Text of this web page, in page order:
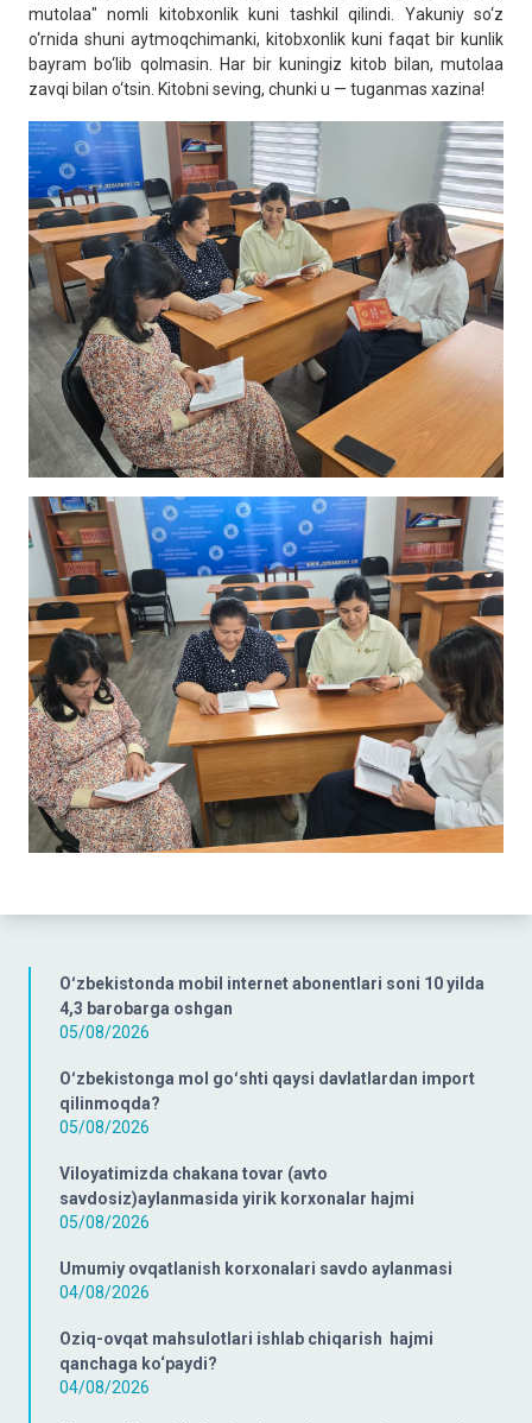
Oʻzbekistonda mobil internet abonentlari soni 10 yilda
4,3 barobarga oshgan
05/08/2026
Oʻzbekistonga mol goʻshti qaysi davlatlardan import
qilinmoqda?
05/08/2026
Viloyatimizda chakana tovar (avto
savdosiz)aylanmasida yirik korxonalar hajmi
05/08/2026
Umumiy ovqatlanish korxonalari savdo aylanmasi
04/08/2026
Oziq-ovqat mahsulotlari ishlab chiqarish hajmi
qanchaga ko‘paydi?
04/08/2026
mutolaa" nomli kitobxonlik kuni tashkil qilindi. Yakuniy so‘z
o‘rnida shuni aytmoqchimanki, kitobxonlik kuni faqat bir kunlik
bayram bo‘lib qolmasin. Har bir kuningiz kitob bilan, mutolaa
zavqi bilan o‘tsin. Kitobni seving, chunki u — tuganmas xazina!